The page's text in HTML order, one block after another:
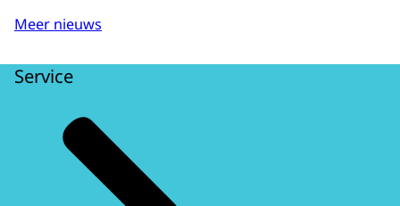
Meer nieuws
Service